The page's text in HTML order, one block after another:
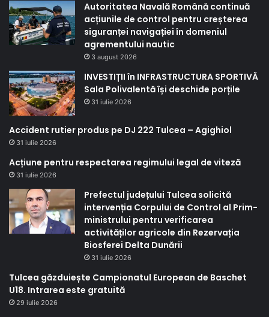
Autoritatea Navală Română continuă
acțiunile de control pentru creșterea
siguranței navigației în domeniul
agrementului nautic
3 august 2026
INVESTIȚII în INFRASTRUCTURA SPORTIVĂ
Sala Polivalentă își deschide porțile
31 iulie 2026
Accident rutier produs pe DJ 222 Tulcea – Agighiol
31 iulie 2026
Acțiune pentru respectarea regimului legal de viteză
31 iulie 2026
Prefectul județului Tulcea solicită
intervenția Corpului de Control al Prim-
ministrului pentru verificarea
activităților agricole din Rezervația
Biosferei Delta Dunării
31 iulie 2026
Tulcea găzduiește Campionatul European de Baschet
U18. Intrarea este gratuită
29 iulie 2026